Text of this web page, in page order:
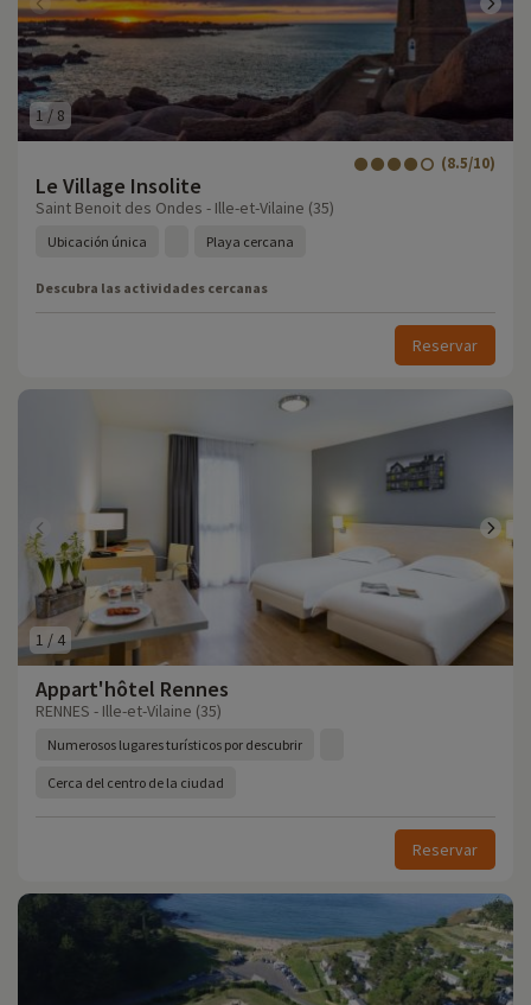
1/ 8
Le Village Insolite
(8.5/10)
Saint Benoit des Ondes - Ille-et-Vilaine (35)
Ubicación única Playa cercana
Descubra las actividades cercanas
Reservar
1 / 4
Appart'hôtel Rennes
RENNES - Ille-et-Vilaine (35)
Numerosos lugares turísticos por descubrir
Cerca del centro de la ciudad
Reservar